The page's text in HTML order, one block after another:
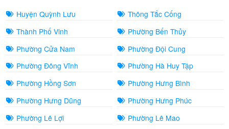
Huyện Quỳnh Lưu
Thông Tắc Cống
Thành Phố Vinh
Phường Bến Thủy
Phường Cửa Nam
Phường Đội Cung
Phường Đông Vĩnh
Phường Hà Huy Tập
Phường Hồng Sơn
Phường Hưng Bình
Phường Hưng Dũng
Phường Hưng Phúc
Phường Lê Lợi
Phường Lê Mao